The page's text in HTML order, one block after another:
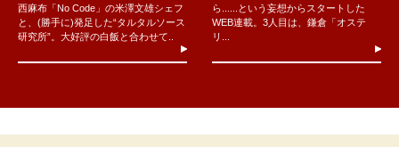
西麻布「No Code」の米澤文雄シェフ
と、(勝手に)発足した“タルタルソース
研究所”。大好評の白飯と合わせて..
ら......という妄想からスタートした
WEB連載。3人目は、鎌倉「オステ
リ...